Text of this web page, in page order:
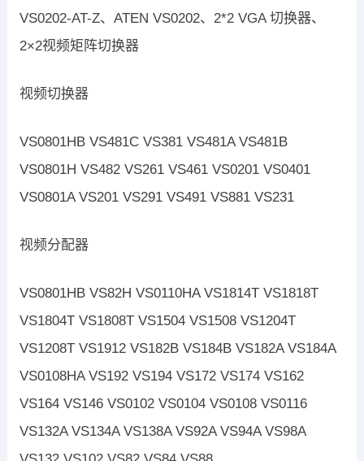
VS0202-AT-Z、ATEN VS0202、2*2 VGA 切换器、
2×2视频矩阵切换器
视频切换器
VS0801HB VS481C VS381 VS481A VS481B
VS0801H VS482 VS261 VS461 VS0201 VS0401
VS0801A VS201 VS291 VS491 VS881 VS231
视频分配器
VS0801HB VS82H VS0110HA VS1814T VS1818T
VS1804T VS1808T VS1504 VS1508 VS1204T
VS1208T VS1912 VS182B VS184B VS182A VS184A
VS0108HA VS192 VS194 VS172 VS174 VS162
VS164 VS146 VS0102 VS0104 VS0108 VS0116
VS132A VS134A VS138A VS92A VS94A VS98A